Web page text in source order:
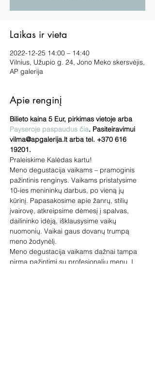
Laikas ir vieta
2022-12-25 14:00 – 14:40
Vilnius, Užupio g. 24, Jono Meko skersvėjis,
AP galerija
Apie renginį
Bilieto kaina 5 Eur, pirkimas vietoje arba
Payseroje paspaudus čia. Pasiteiravimui
vilma@apgalerija.lt arba tel. +370 616
19201.
Praleiskime Kalėdas kartu!
Meno degustacija vaikams – pramoginis
pažintinis renginys. Vaikams pristatysime
10-ies menininkų darbus, po vieną jų
kūrinį. Papasakosime apie žanrų, stilių
įvairovę, atkreipsime dėmesį į spalvas,
dailininko idėją, išklausysime vaikų
nuomonių. Vaikai gaus dovanų trumpą
meno žodynėlį.
Meno degustacija vaikams dažnai tampa
pirma pažintimi su profesionaliu menu. Į